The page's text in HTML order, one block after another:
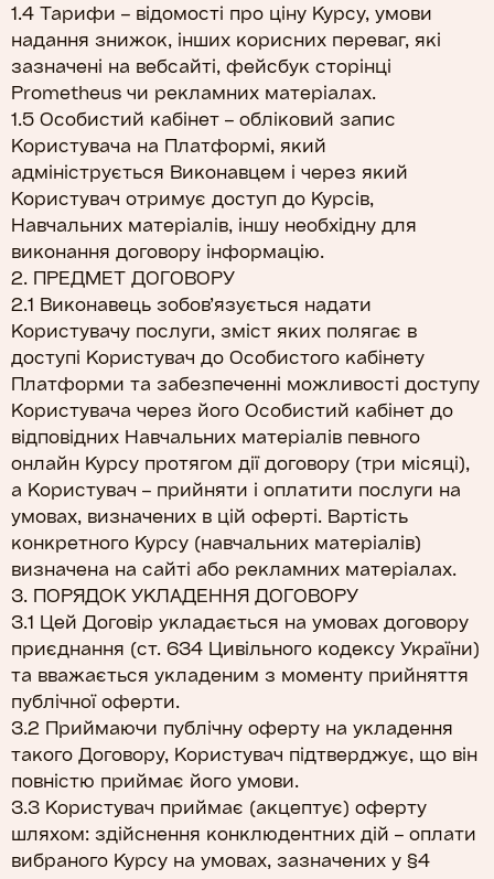
1.4 Тарифи – відомості про ціну Курсу, умови
надання знижок, інших корисних переваг, які
зазначені на вебсайті, фейсбук сторінці
Prometheus чи рекламних матеріалах.
1.5 Особистий кабінет – обліковий запис
Користувача на Платформі, який
адмініструється Виконавцем і через який
Користувач отримує доступ до Курсів,
Навчальних матеріалів, іншу необхідну для
виконання договору інформацію.
2. ПРЕДМЕТ ДОГОВОРУ
2.1 Виконавець зобов’язується надати
Користувачу послуги, зміст яких полягає в
доступі Користувач до Особистого кабінету
Платформи та забезпеченні можливості доступу
Користувача через його Особистий кабінет до
відповідних Навчальних матеріалів певного
онлайн Курсу протягом дії договору (три місяці),
а Користувач – прийняти і оплатити послуги на
умовах, визначених в цій оферті. Вартість
конкретного Курсу (навчальних матеріалів)
визначена на сайті або рекламних матеріалах.
3. ПОРЯДОК УКЛАДЕННЯ ДОГОВОРУ
3.1 Цей Договір укладається на умовах договору
приєднання (ст. 634 Цивільного кодексу України)
та вважається укладеним з моменту прийняття
публічної оферти.
3.2 Приймаючи публічну оферту на укладення
такого Договору, Користувач підтверджує, що він
повністю приймає його умови.
3.3 Користувач приймає (акцептує) оферту
шляхом: здійснення конклюдентних дій – оплати
вибраного Курсу на умовах, зазначених у §4